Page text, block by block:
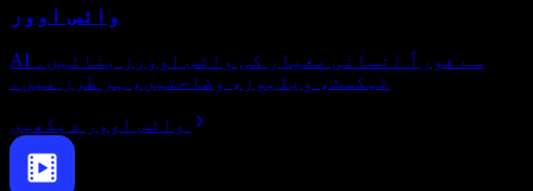
وائس اوور
AI سے فوراً انسانی معیار کی وائس اوورز بنائیں۔
ٹیکسٹ، ویڈیوز، وضاحتیں، ہر طرز میں۔
وائس اوور دیکھیں